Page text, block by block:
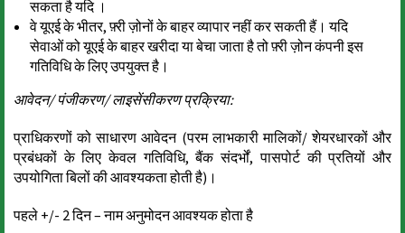
सकता है यदि ।
वे यूएई के भीतर, फ़्री ज़ोनों के बाहर व्यापार नहीं कर सकती हैं। यदि
सेवाओं को यूएई के बाहर खरीदा या बेचा जाता है तो फ़्री ज़ोन कंपनी इस
गतिविधि के लिए उपयुक्त है।
आवेदन/ पंजीकरण/ लाइसेंसीकरण प्रक्रिया:
प्राधिकरणों को साधारण आवेदन (परम लाभकारी मालिकों/ शेयरधारकों और
प्रबंधकों के लिए केवल गतिविधि, बैंक संदर्भों, पासपोर्ट की प्रतियों और
उपयोगिता बिलों की आवश्यकता होती है)।
पहले +/- 2 दिन – नाम अनुमोदन आवश्यक होता है